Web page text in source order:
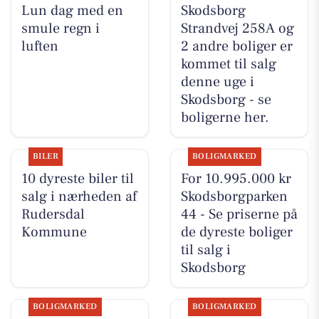
Lun dag med en
smule regn i
luften
Skodsborg
Strandvej 258A og
2 andre boliger er
kommet til salg
denne uge i
Skodsborg - se
boligerne her.
BILER
10 dyreste biler til
salg i nærheden af
Rudersdal
Kommune
BOLIGMARKED
For 10.995.000 kr
Skodsborgparken
44 - Se priserne på
de dyreste boliger
til salg i
Skodsborg
BOLIGMARKED BOLIGMARKED